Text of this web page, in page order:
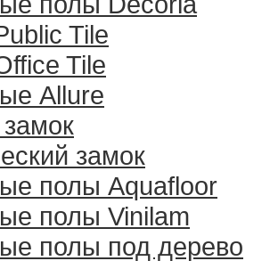
Tile
Tile
Allure
замок
полы Aquafloor
полы Vinilam
полы под дерево